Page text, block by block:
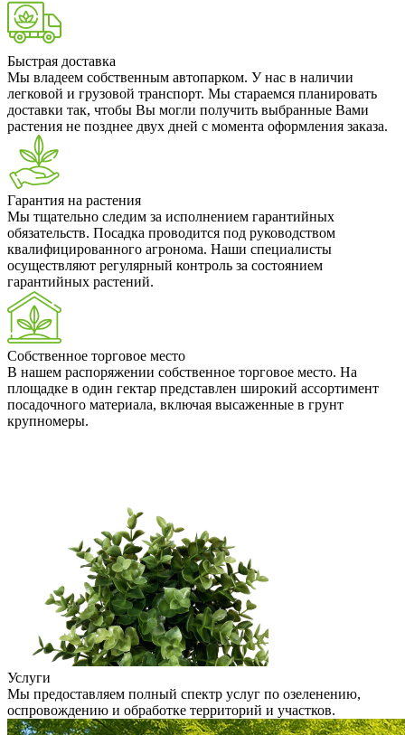
Быстрая доставка
Мы владеем собственным автопарком. У нас в наличии
легковой и грузовой транспорт. Мы стараемся планировать
доставки так, чтобы Вы могли получить выбранные Вами
растения не позднее двух дней с момента оформления заказа.
Гарантия на растения
Мы тщательно следим за исполнением гарантийных
обязательств. Посадка проводится под руководством
квалифицированного агронома. Наши специалисты
осуществляют регулярный контроль за состоянием
гарантийных растений.
Собственное торговое место
В нашем распоряжении собственное торговое место. На
площадке в один гектар представлен широкий ассортимент
посадочного материала, включая высаженные в грунт
крупномеры.
Услуги
Мы предоставляем полный спектр услуг по озеленению,
оспровождению и обработке территорий и участков.